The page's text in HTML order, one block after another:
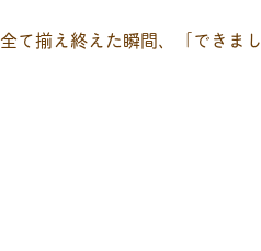
全て揃え終えた瞬間、「できま